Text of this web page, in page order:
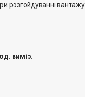
розгойдуванні вантажу.
од. вимір.